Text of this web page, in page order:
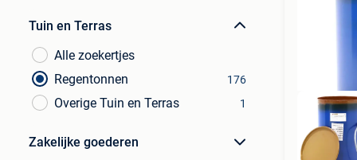
Tuin en Terras
Alle zoekertjes
Regentonnen
176
Overige Tuin en Terras 1
Zakelijke goederen